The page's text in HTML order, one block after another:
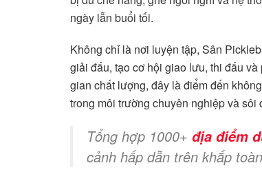
ngày lẫn buổi tối.
Không chỉ là nơi luyện tập, Sân
giải đấu, tạo cơ hội giao lưu, thi đấu
gian chất lượng, đây là điểm đến
trong môi trường chuyên nghiệp và sôi
Tổng hợp 1000+ địa điểm
cảnh hấp dẫn trên khắp